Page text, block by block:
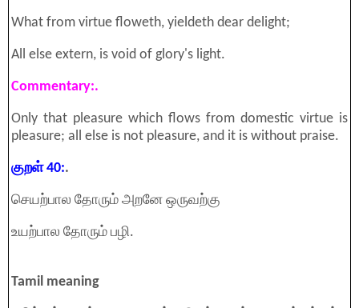
What from virtue floweth, yieldeth dear delight;
All else extern, is void of glory's light.
Commentary:.
Only that pleasure which flows from domestic virtue is
pleasure; all else is not pleasure, and it is without praise.
குறள் 40:.
செயற்பால தோரும் அறனே ஒருவற்கு
உயற்பால தோரும் பழி.
Tamil meaning